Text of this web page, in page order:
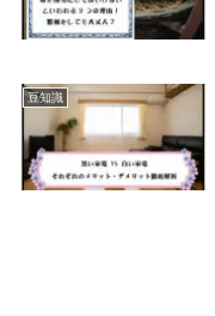
豆知識